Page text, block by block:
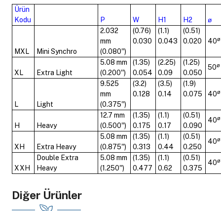
Ürün
Kodu
P W H1 H2 ø
MXL Mini Synchro
2.032
mm
(0.080'')
(0.76)
0.030
(1.1)
0.043
(0.51)
0.020
40ø
XL Extra Light
5.08 mm
(0.200'')
(1.35)
0.054
(2.25)
0.09
(1.25)
0.050
50ø
L Light
9.525
mm
(0.375'')
(3.2)
0.128
(3.5)
0.14
(1.9)
0.075
40ø
H Heavy
12.7 mm
(0.500'')
(1.35)
0.175
(1.1)
0.17
(0.51)
0.090
40ø
XH Extra Heavy
5.08 mm
(0.875'')
(1.35)
0.313
(1.1)
0.44
(0.51)
0.250
40ø
XXH
Double Extra
Heavy
5.08 mm
(1.250'')
(1.35)
0.477
(1.1)
0.62
(0.51)
0.375
40ø
Diğer Ürünler